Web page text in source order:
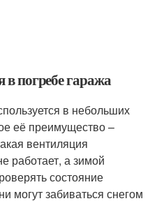
в погребе гаража
в небольших
её преимущество –
вентиляция
работает, а зимой
состояние
могут забиваться снегом